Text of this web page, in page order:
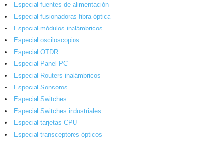
Especial fuentes de alimentación
Especial fusionadoras fibra óptica
Especial módulos inalámbricos
Especial osciloscopios
Especial OTDR
Especial Panel PC
Especial Routers inalámbricos
Especial Sensores
Especial Switches
Especial Switches industriales
Especial tarjetas CPU
Especial transceptores ópticos